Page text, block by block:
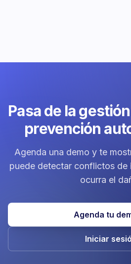
Pasa de la
prevención
Agenda una demo y te
puede detectar conflictos de
ocurra el
Agenda tu
Iniciar